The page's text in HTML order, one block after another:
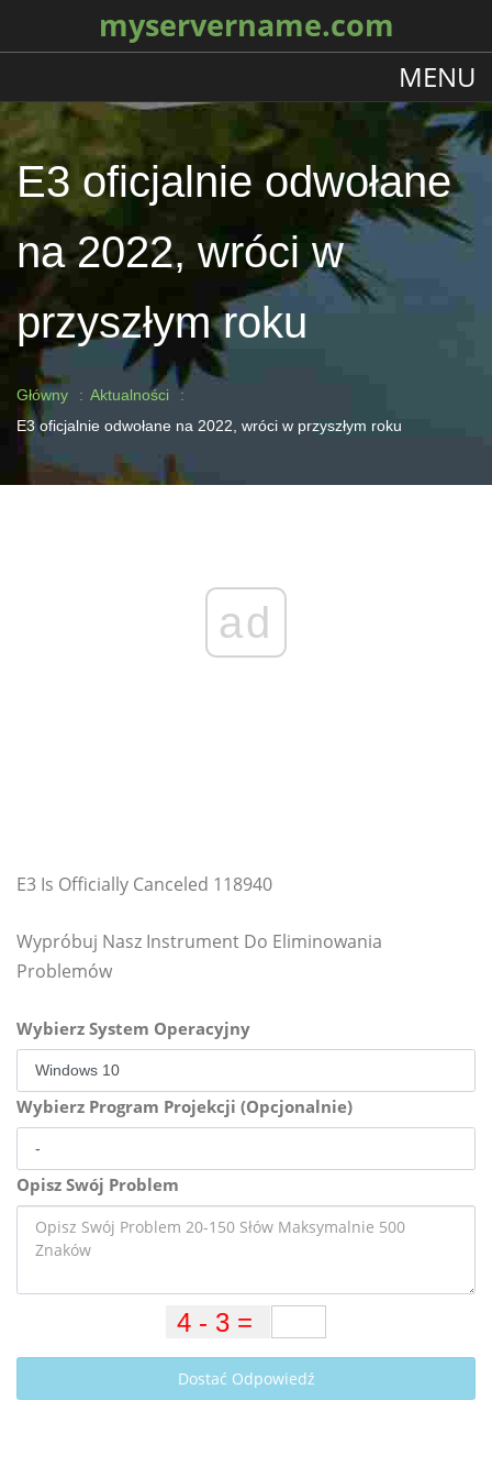
myservername.com
MENU
E3 oficjalnie odwołane
na 2022, wróci w
przyszłym roku
Główny
Aktualności
E3 oficjalnie odwołane na 2022, wróci w przyszłym roku
ad
E3 Is Officially Canceled 118940
Wypróbuj Nasz Instrument Do Eliminowania
Problemów
Wybierz System Operacyjny
Wybierz Program Projekcji (Opcjonalnie)
Opisz Swój Problem
Dostać Odpowiedź